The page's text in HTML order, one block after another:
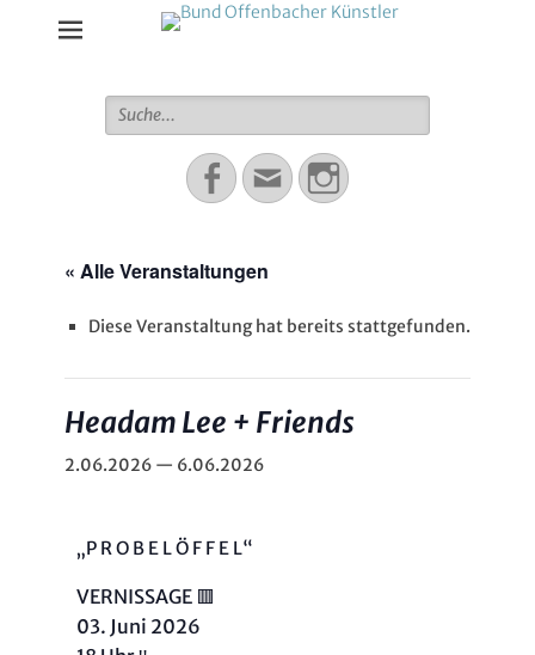
Suche
für:
Facebook
EmailInstagram
« Alle Veranstaltungen
Diese Veranstaltung hat bereits stattgefunden.
Headam Lee + Friends
2.06.2026 — 6.06.2026
„P R O B E L Ö F F E L“
VERNISSAGE 🟥
03. Juni 2026